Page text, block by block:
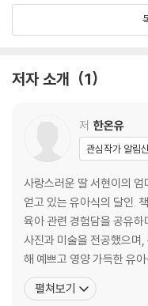
재료 준비하기
■ 면 감자들깨칼국수∥두부
Part 3. 아이 입맛 맞춤! 든든
가자미미역국∥감자크림스
Part 4. 편식 걱정 끝! 맛있
■ 무침 : 감자달걀샐러드∥숙
저자 소개 1
저 한온유
관심작가 알림
사랑스러운 딸 서현이의
얻고 있는 유아식의 달인.
육아 관련 경험담을 공유
사진과 미술을 전공했으며
해 예쁘고 영양 가득한 유아식
좋은 재료를 선별하여 정성
것은 서현이를 향한 한온유
펼쳐보기